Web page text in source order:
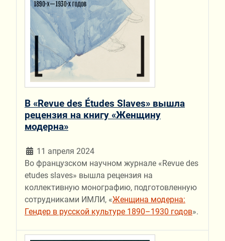
В «Revue des Études Slaves» вышла
рецензия на книгу «Женщину
модерна»
11 апреля 2024
Во французском научном журнале «Revue des
etudes slaves» вышла рецензия на
коллективную монографию, подготовленную
сотрудниками ИМЛИ, «Женщина модерна:
Гендер в русской культуре 1890–1930 годов».